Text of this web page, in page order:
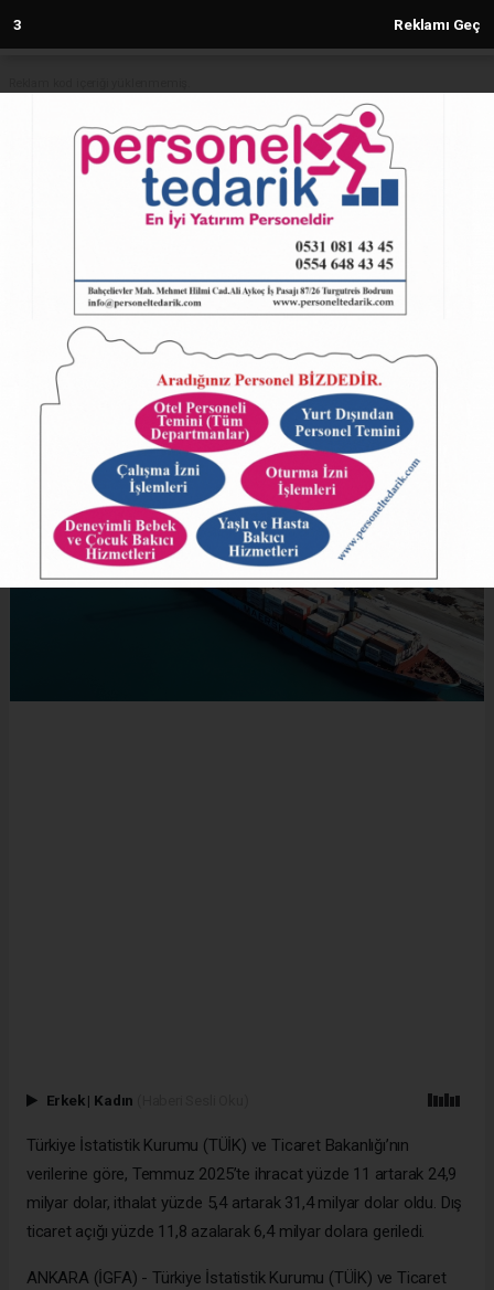
2 Reklamı Geç
Anasayfa
Dış ticaret açığı yüzde 11,8 azaldı
28.08.2025 - 10:27, Güncelleme: 28.08.2025 - 10:27
29273+ kez okundu.
Erkek | Kadın
Türkiye İstatistik Kurumu (TÜİK) ve Ticaret Bakanlığı’nın
verilerine göre, Temmuz 2025’te ihracat yüzde 11 artarak 24,9
milyar dolar, ithalat yüzde 5,4 artarak 31,4 milyar dolar oldu. Dış
ticaret açığı yüzde 11,8 azalarak 6,4 milyar dolara geriledi.
ANKARA (İGFA) - Türkiye İstatistik Kurumu (TÜİK) ve Ticaret